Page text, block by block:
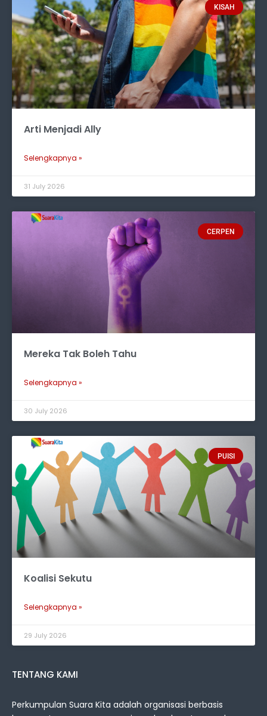
KISAH
Arti Menjadi Ally
Selengkapnya »
31 July 2026
CERPEN
Mereka Tak Boleh Tahu
Selengkapnya »
30 July 2026
PUISI
Koalisi Sekutu
Selengkapnya »
29 July 2026
TENTANG KAMI
Perkumpulan Suara Kita adalah organisasi berbasis